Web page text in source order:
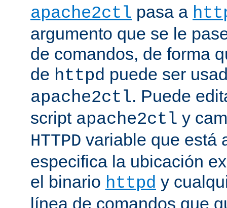
apache2ctl pasa a
argumento que se le
de comandos, de forma
de httpd puede ser
apache2ctl. Puede
script apache2ctl y
HTTPD variable que está
especifica la ubicación
el binario httpd y
línea de comandos que